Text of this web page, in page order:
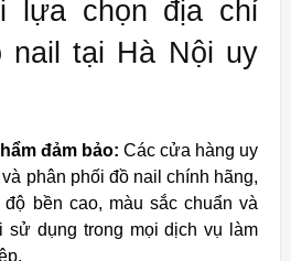
lựa chọn địa chỉ
nail tại Hà Nội uy
đảm bảo: Các cửa hàng uy
phân phối đồ nail chính hãng,
bền cao, màu sắc chuẩn và
sử dụng trong mọi dịch vụ làm